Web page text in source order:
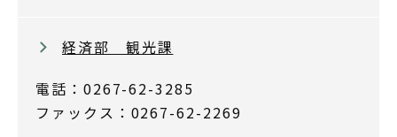
経済部 観光課
電話：0267-62-3285
ファックス：0267-62-2269